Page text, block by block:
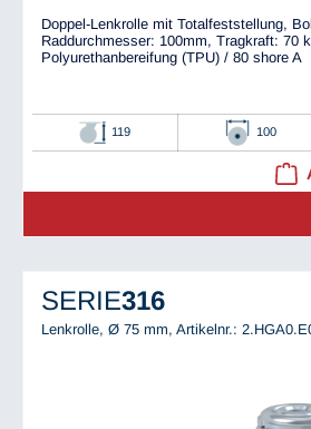
Doppel-Lenkrolle mit Totalfeststellung,
Raddurchmesser: 100mm, Tragkraft: 70
Polyurethanbereifung (TPU) / 80 shore A
119 100
SERIE316
Lenkrolle, Ø 75 mm, Artikelnr.: